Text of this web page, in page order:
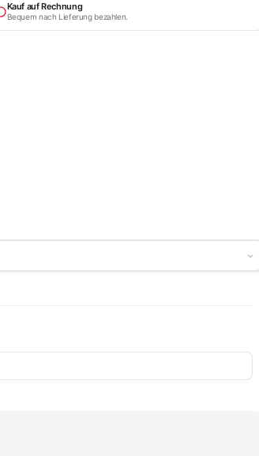
Kauf auf Rechnung
Bequem nach Lieferung bezahlen.